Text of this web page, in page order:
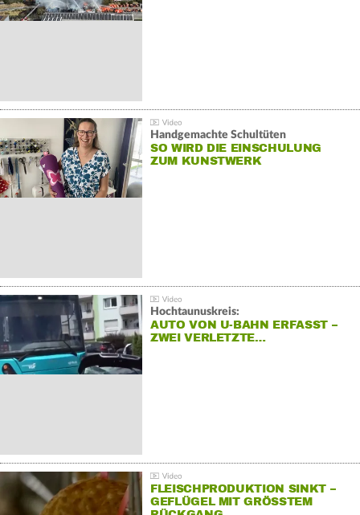
Handgemachte Schultüten
SO WIRD DIE EINSCHULUNG
ZUM KUNSTWERK
Hochtaunuskreis:
AUTO VON U-BAHN ERFASST –
ZWEI VERLETZTE…
FLEISCHPRODUKTION SINKT –
GEFLÜGEL MIT GRÖSSTEM R